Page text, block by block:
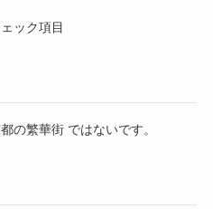
ック項目
の繁華街 ではないです。